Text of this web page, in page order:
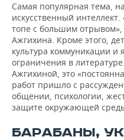
Самая популярная тема,
искусственный
топе с большим
Ажгихина. Кроме этого,
культура коммуникации и
ограничения в
Ажгихиной, это
работ пришло с
общении, психологии,
защите окружающей
БАРАБАНЫ,